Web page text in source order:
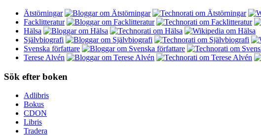
Ätstörningar
Facklitteratur
Hälsa
Självbiografi
Svenska författare
Terese Alvén
Sök efter boken
Adlibris
Bokus
CDON
Libris
Tradera